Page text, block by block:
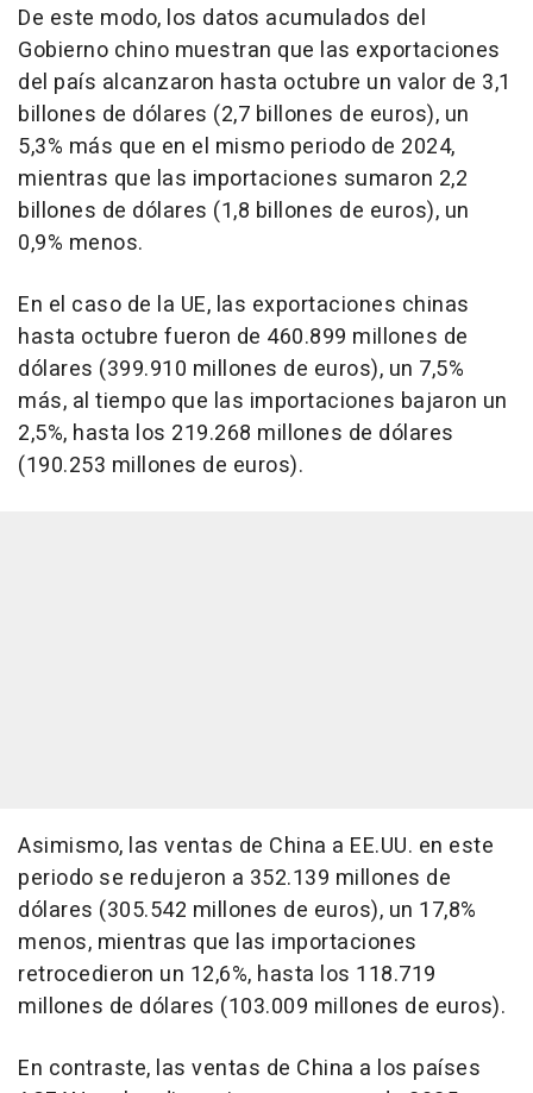
De este modo, los datos acumulados del
Gobierno chino muestran que las exportaciones
del país alcanzaron hasta octubre un valor de 3,1
billones de dólares (2,7 billones de euros), un
5,3% más que en el mismo periodo de 2024,
mientras que las importaciones sumaron 2,2
billones de dólares (1,8 billones de euros), un
0,9% menos.
En el caso de la UE, las exportaciones chinas
hasta octubre fueron de 460.899 millones de
dólares (399.910 millones de euros), un 7,5%
más, al tiempo que las importaciones bajaron un
2,5%, hasta los 219.268 millones de dólares
(190.253 millones de euros).
Asimismo, las ventas de China a EE.UU. en este
periodo se redujeron a 352.139 millones de
dólares (305.542 millones de euros), un 17,8%
menos, mientras que las importaciones
retrocedieron un 12,6%, hasta los 118.719
millones de dólares (103.009 millones de euros).
En contraste, las ventas de China a los países